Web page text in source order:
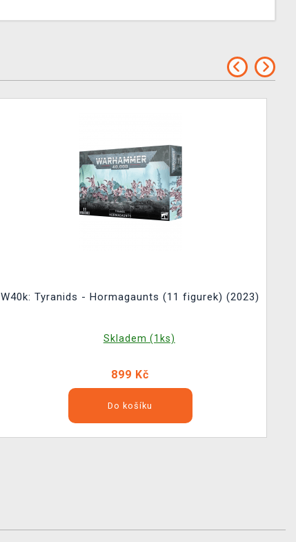
W40k: Tyranids - Hormagaunts (11 figurek) (2023)
Skladem (1ks)
899 Kč
Do košíku